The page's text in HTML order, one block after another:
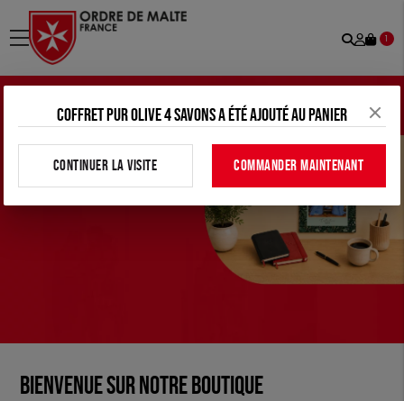
menu
Mon
1
Bienvenue sur notre boutique
Coffret pur olive 4 savons a été ajouté au panier
CONTINUER LA VISITE COMMANDER MAINTENANT